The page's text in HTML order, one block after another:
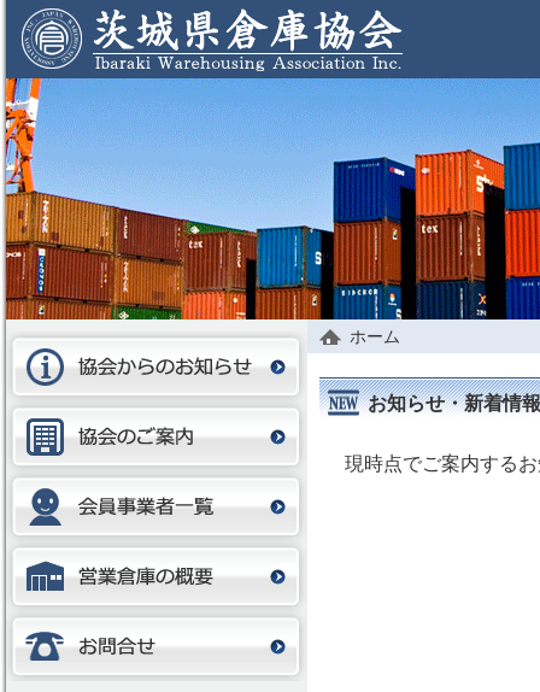
ホーム
お知らせ・新着情報
現時点でご案内する